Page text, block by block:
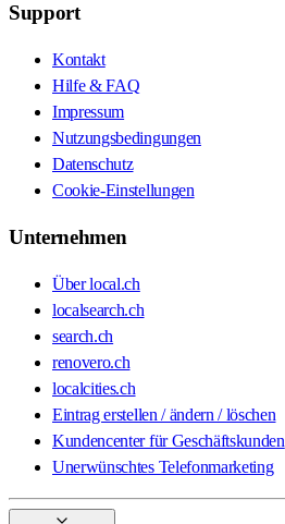
Support
Kontakt
Hilfe & FAQ
Impressum
Nutzungsbedingungen
Datenschutz
Cookie-Einstellungen
Unternehmen
Über local.ch
localsearch.ch
search.ch
renovero.ch
localcities.ch
Eintrag erstellen / ändern / löschen
Kundencenter für Geschäftskunden
Unerwünschtes Telefonmarketing